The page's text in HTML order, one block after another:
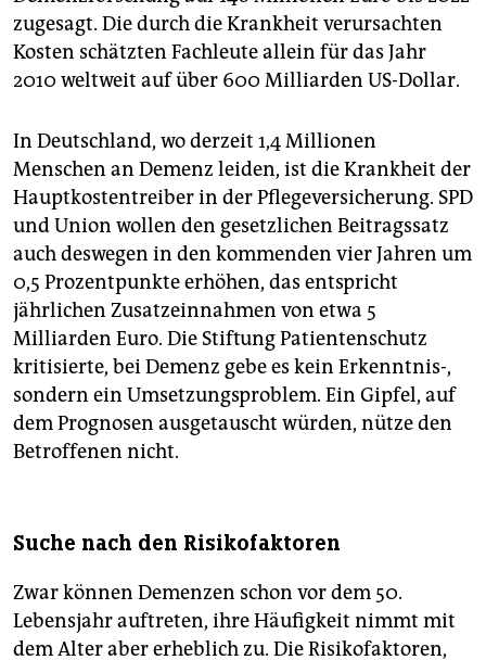
zugesagt. Die durch die Krankheit verursachten
Kosten schätzten Fachleute allein für das Jahr
2010 weltweit auf über 600 Milliarden US-Dollar.
In Deutschland, wo derzeit 1,4 Millionen
Menschen an Demenz leiden, ist die Krankheit der
Hauptkostentreiber in der Pflegeversicherung. SPD
und Union wollen den gesetzlichen Beitragssatz
auch deswegen in den kommenden vier Jahren um
0,5 Prozentpunkte erhöhen, das entspricht
jährlichen Zusatzeinnahmen von etwa 5
Milliarden Euro. Die Stiftung Patientenschutz
kritisierte, bei Demenz gebe es kein Erkenntnis-,
sondern ein Umsetzungsproblem. Ein Gipfel, auf
dem Prognosen ausgetauscht würden, nütze den
Betroffenen nicht.
Suche nach den Risikofaktoren
Zwar können Demenzen schon vor dem 50.
Lebensjahr auftreten, ihre Häufigkeit nimmt mit
dem Alter aber erheblich zu. Die Risikofaktoren,